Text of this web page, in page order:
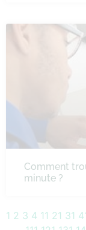
Comment
minute ?
1 2 3 4 11 21 31